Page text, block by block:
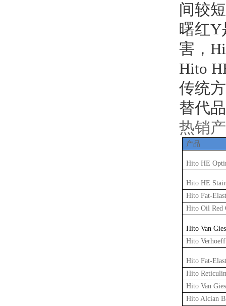
间较
曙红Y
害，
Hito
传统
替代
热销
产品
Hito HE
Hito HE
Hito Fat-
Hito Oil
Hito Van
Hito
Hito Fat-
Hito
Hito Van
Hito Alcian